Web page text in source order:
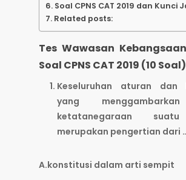
Soal CPNS CAT 2019 dan Kunci
Related posts:
Tes Wawasan
Soal CPNS CAT 2019 (10 Soal)
Keseluruhan aturan dan
yang
ketatanegaraan
merupakan pengertian dari
A.konstitusi dalam arti sempit